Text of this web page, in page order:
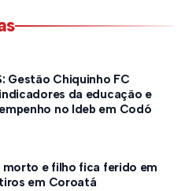
Gestão Chiquinho FC
da educação e
no Ideb em Codó
morto e filho fica ferido em
em Coroatá